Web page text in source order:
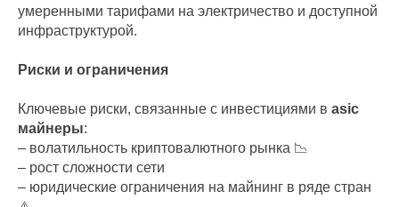
умеренными тарифами на электричество и доступной
инфраструктурой.
Риски и ограничения
Ключевые риски, связанные с инвестициями в asic
майнеры:
– волатильность криптовалютного рынка 📉
– рост сложности сети
– юридические ограничения на майнинг в ряде стран